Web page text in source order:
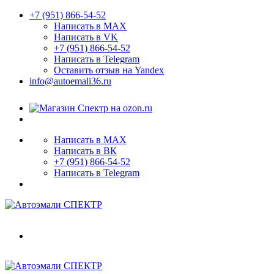
+7 (951) 866-54-52
Написать в MAX
Написать в VK
+7 (951) 866-54-52
Написать в Telegram
Оставить отзыв на Yandex
info@autoemali36.ru
Написать в MAX
Написать в ВК
+7 (951) 866-54-52
Написать в Telegram